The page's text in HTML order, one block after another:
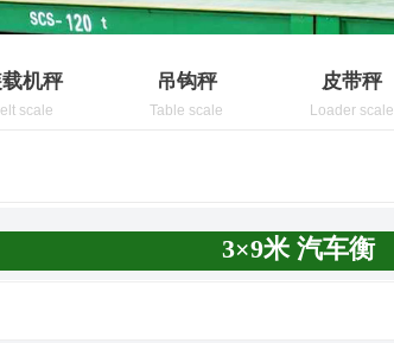
机秤 吊钩秤 皮带秤
Loader scale
scale Table scale
3×9米 汽车衡